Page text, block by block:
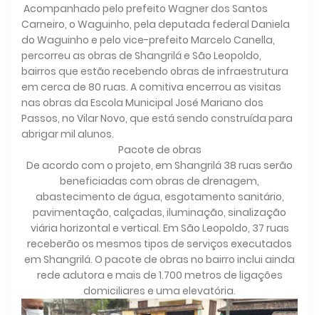
Acompanhado pelo prefeito Wagner dos Santos
Carneiro, o Waguinho, pela deputada federal Daniela
do Waguinho e pelo vice-prefeito Marcelo Canella,
percorreu as obras de Shangrilá e São Leopoldo,
bairros que estão recebendo obras de infraestrutura
em cerca de 80 ruas. A comitiva encerrou as visitas
nas obras da Escola Municipal José Mariano dos
Passos, no Vilar Novo, que está sendo construída para
abrigar mil alunos.
Pacote de obras
De acordo com o projeto, em Shangrilá 38 ruas serão
beneficiadas com obras de drenagem,
abastecimento de água, esgotamento sanitário,
pavimentação, calçadas, iluminação, sinalização
viária horizontal e vertical. Em São Leopoldo, 37 ruas
receberão os mesmos tipos de serviços executados
em Shangrilá. O pacote de obras no bairro inclui ainda
rede adutora e mais de 1.700 metros de ligações
domiciliares e uma elevatória.